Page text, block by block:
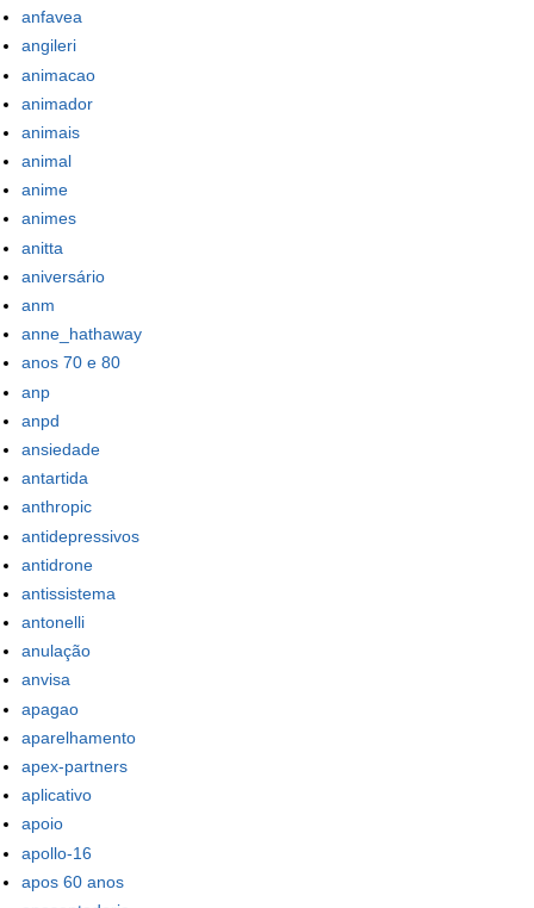
anfavea
angileri
animacao
animador
animais
animal
anime
animes
anitta
aniversário
anm
anne_hathaway
anos 70 e 80
anp
anpd
ansiedade
antartida
anthropic
antidepressivos
antidrone
antissistema
antonelli
anulação
anvisa
apagao
aparelhamento
apex-partners
aplicativo
apoio
apollo-16
apos 60 anos